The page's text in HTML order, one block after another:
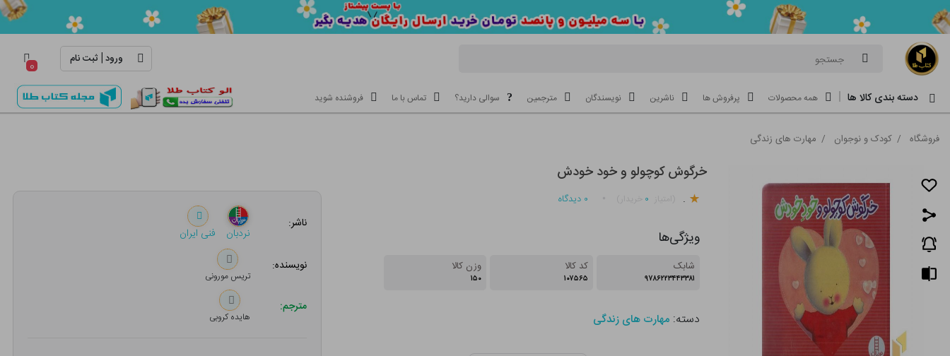
جستجو ورود| ثبت نام ۰
دسته بندی کالا ها همه محصولات پرفروش ها ناشرین نویسندگان مترجمین سوالی دارید؟ تماس با ما فروشنده شوید
فروشگاه / کودک و نوجوان / مهارت های زندگی
خرگوش کوچولو و خود خودش
. ۰ ۰ دیدگاه
ویژگی‌ها
شابک
۹۷۸۶۲۲۳۴۴۳۳۸۱
کد کالا
۱۰۷۵۶۵
وزن کالا
۱۵۰
دسته: مهارت های زندگی
ناشر:
نردبان
فنی ایران
نویسنده:
تریس مورونی
مترجم:
هایده کروبی